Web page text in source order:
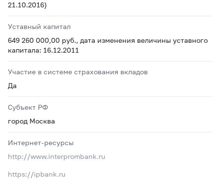
21.10.2016)
Уставный капитал
649 260 000,00 руб., дата изменения величины уставного
капитала: 16.12.2011
Участие в системе страхования вкладов
Да
Субъект РФ
город Москва
Интернет-ресурсы
http://www.interprombank.ru
https://ipbank.ru